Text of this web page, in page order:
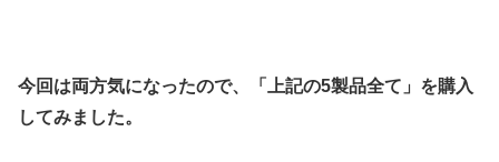
今回は両方気になったので、「上記の5製品全て」を購入
してみました。